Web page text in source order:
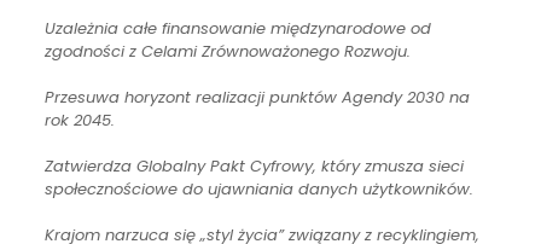
Uzależnia całe finansowanie międzynarodowe od
zgodności z Celami Zrównoważonego Rozwoju.
Przesuwa horyzont realizacji punktów Agendy 2030 na
rok 2045.
Zatwierdza Globalny Pakt Cyfrowy, który zmusza sieci
społecznościowe do ujawniania danych użytkowników.
Krajom narzuca się „styl życia” związany z recyklingiem,